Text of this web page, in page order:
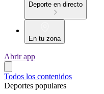
Deporte en directo
En tu zona
Abrir app
Todos los contenidos
Deportes populares